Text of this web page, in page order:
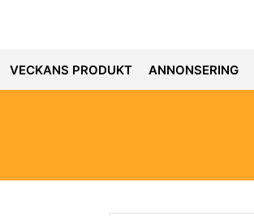
VECKANS PRODUKT ANNONSERING